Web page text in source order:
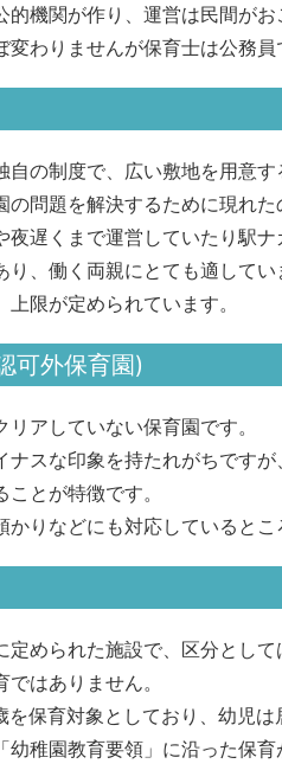
的機関が作り、運営は民間がお
わりませんが保育士は公務員
自の制度で、広い敷地を用意
の問題を解決するために現れた
夜遅くまで運営していたり駅
、働く両親にとても適してい
限が定められています。
可外保育園)
アしていない保育園です。
ナスな印象を持たれがちです
とが特徴です。
りなどにも対応しているとこ
定められた施設で、区分とし
はありません。
保育対象としており、幼児は
稚園教育要領」に沿った保育